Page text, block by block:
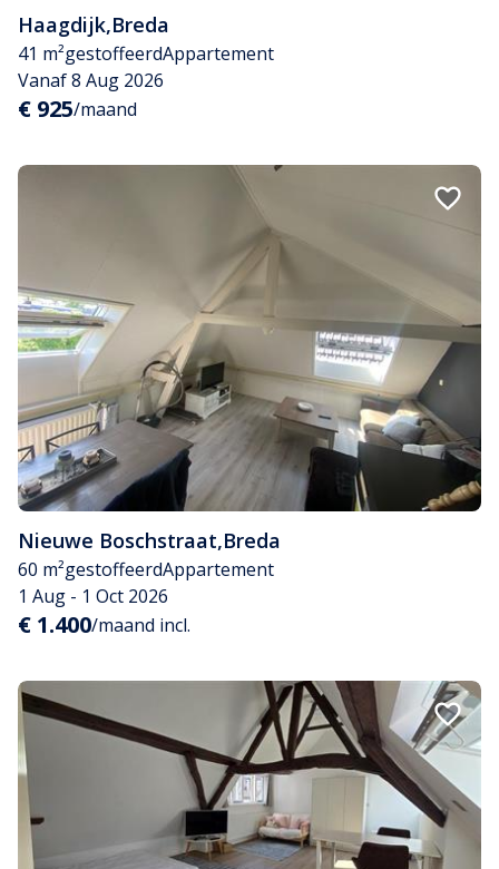
Haagdijk,Breda
41 m²gestoffeerdAppartement
Vanaf 8 Aug 2026
€ 925/maand
Nieuwe Boschstraat,Breda
60 m²gestoffeerdAppartement
1 Aug - 1 Oct 2026
€ 1.400/maand incl.